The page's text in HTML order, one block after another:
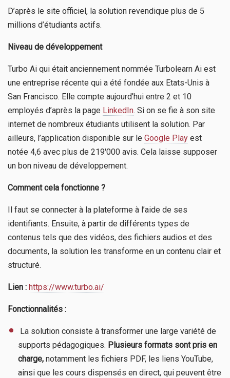
D’après le site officiel, la solution revendique plus de 5
millions d’étudiants actifs.
Niveau de développement
Turbo Ai qui était anciennement nommée Turbolearn Ai est
une entreprise récente qui a été fondée aux Etats-Unis à
San Francisco. Elle compte aujourd’hui entre 2 et 10
employés d’après la page LinkedIn. Si on se fie à son site
internet de nombreux étudiants utilisent la solution. Par
ailleurs, l’application disponible sur le Google Play est
notée 4,6 avec plus de 219'000 avis. Cela laisse supposer
un bon niveau de développement.
Comment cela fonctionne ?
Il faut se connecter à la plateforme à l’aide de ses
identifiants. Ensuite, à partir de différents types de
contenus tels que des vidéos, des fichiers audios et des
documents, la solution les transforme en un contenu clair et
structuré.
Lien : https://www.turbo.ai/
Fonctionnalités :
​ La solution consiste à transformer une large variété de
supports pédagogiques. Plusieurs formats sont pris en
charge, notamment les fichiers PDF, les liens YouTube,
ainsi que les cours dispensés en direct, qui peuvent être